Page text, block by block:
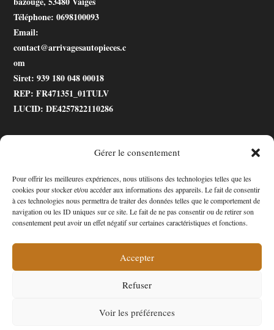
Gérer le consentement
Pour offrir les meilleures expériences, nous utilisons des technologies telles que les
cookies pour stocker et/ou accéder aux informations des appareils. Le fait de consentir
à ces technologies nous permettra de traiter des données telles que le comportement de
navigation ou les ID uniques sur ce site. Le fait de ne pas consentir ou de retirer son
consentement peut avoir un effet négatif sur certaines caractéristiques et fonctions.
Accepter
Refuser
Voir les préférences
Téléphone: 0698100093
Email:
contact@arrivagesautopieces.c
om
Siret: 939 180 048 00018
REP: FR471351_01TULV
LUCID: DE4257822110286
Accessibilité
Mon Compte
Contact
Politique de cookies (UE)
A propos de nous